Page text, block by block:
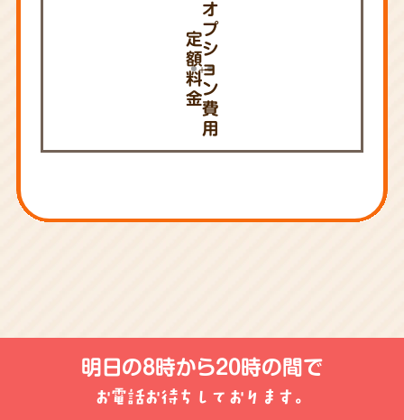
定
額
料
金
オ
プ
シ
ョ
ン
費
用
明日の8時から20時の間で
お電話お待ちしております。